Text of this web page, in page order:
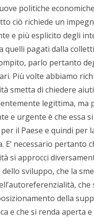
politiche
ciò richiede un
e più esplicito degli
quelli pagati dalla
parlo pertanto
Più volte abbiamo
smetta di chiedere
legittima, ma
e urgente è che essa si
il Paese e quindi per
E’ necessario pertanto
si approcci
sviluppo, che la
che
della
e che si renda aperta